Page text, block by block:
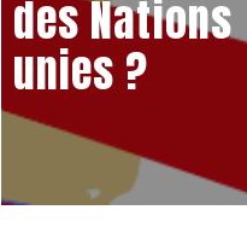
des Nations
unies ?